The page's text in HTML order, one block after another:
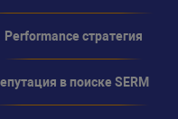
Performance стратегия
в поиске SERM